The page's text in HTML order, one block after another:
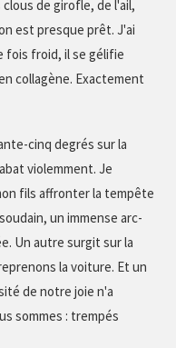
de girofle, de l'ail,
est presque prêt. J'ai
fois froid, il se gélifie
collagène. Exactement
cinq degrés sur la
violemment. Je
fils affronter la tempête
un immense arc-
Un autre surgit sur la
la voiture. Et un
de notre joie n'a
sommes : trempés